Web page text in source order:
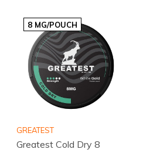
8 MG/POUCH
GREATEST
Greatest Cold Dry 8